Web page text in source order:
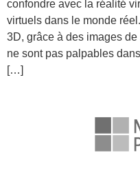
confondre avec la réalité
virtuels dans le monde
3D, grâce à des images
ne sont pas palpables
[…]